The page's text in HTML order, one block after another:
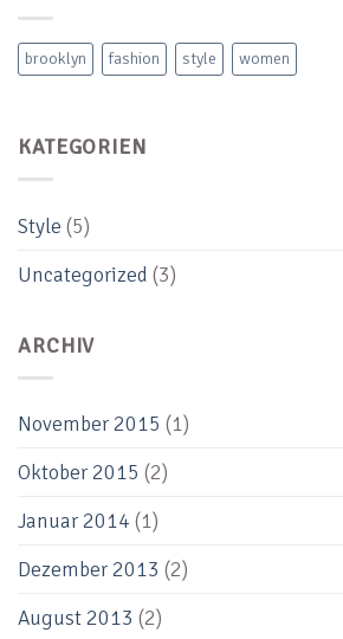
brooklyn fashion style women
KATEGORIEN
Style (5)
Uncategorized (3)
ARCHIV
November 2015 (1)
Oktober 2015 (2)
Januar 2014 (1)
Dezember 2013 (2)
August 2013 (2)